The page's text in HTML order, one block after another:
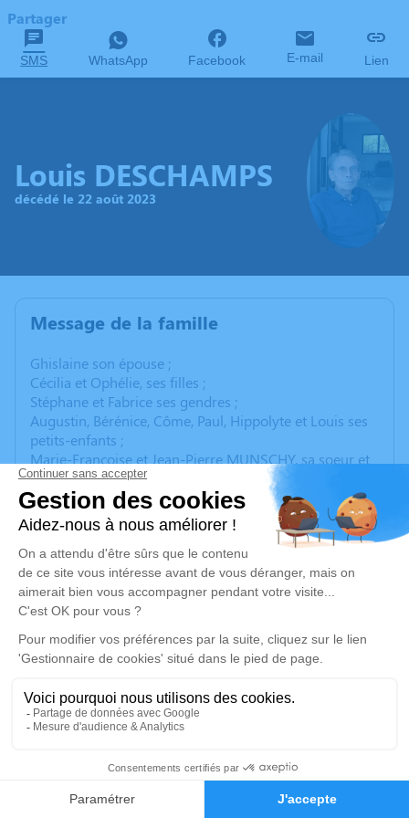
Faire-part Hommages
Partager
SMS WhatsApp Facebook E-mail Lien
Louis DESCHAMPS
décédé le 22 août 2023
Message de la famille
Ghislaine son épouse ;
Cécilia et Ophélie, ses filles ;
Stéphane et Fabrice ses gendres ;
Augustin, Bérénice, Côme, Paul, Hippolyte et Louis ses
petits-enfants ;
Marie-Francoise et Jean-Pierre MUNSCHY, sa soeur et
son beau-frère ;
Vous font part du rappel à Dieu de
Louis,Marie,
Edouard, Paul DESCHAMPSsurvenu
mardi 22 août
2023 à La Mulatière. A l'issue d'un combat admirable
contre la maladie.
Les familles DESCHAMPS, BARLET, ARPINO, ONA,
CORGIER, CHENY, s'associent à cette peine.
L'office religieux se déroulera le mardi 29 août 2023 à
10h30 en l' Eglise de Sainte-Foy- Lès-Lyon Centre 13
place Xavier Ricard 69110 Sainte-Foy-lès-Lyon - 69110
Sainte Foy lès Lyon, suivi de l'hinimation au cimetière
de la Mulatière. La famille remercie le personnel
médical de la Clinique Charcot, le Docteur Marc
PAPILLON son voisin et ami et l'ensemble du personnel
infirmiers et infirmières et son auxiliaire de vie.